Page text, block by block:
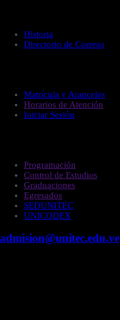
Historia
Directorio de Correos
Matrícula y Aranceles
Horarios de Atención
Iniciar Sesión
Programación
Control de Estudios
Graduaciones
Egresados
SEDUNITEC
UNICODEX
admision@unitec.edu.ve